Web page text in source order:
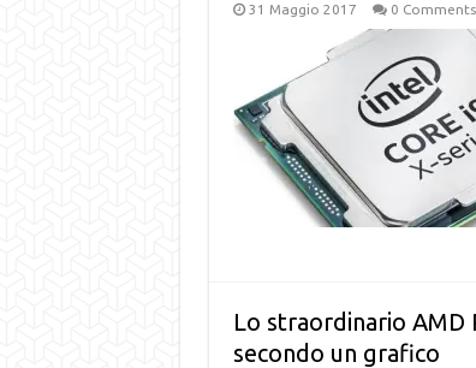
31 Maggio 2017 0 Comments
Lo straordinario AMD
secondo un grafico